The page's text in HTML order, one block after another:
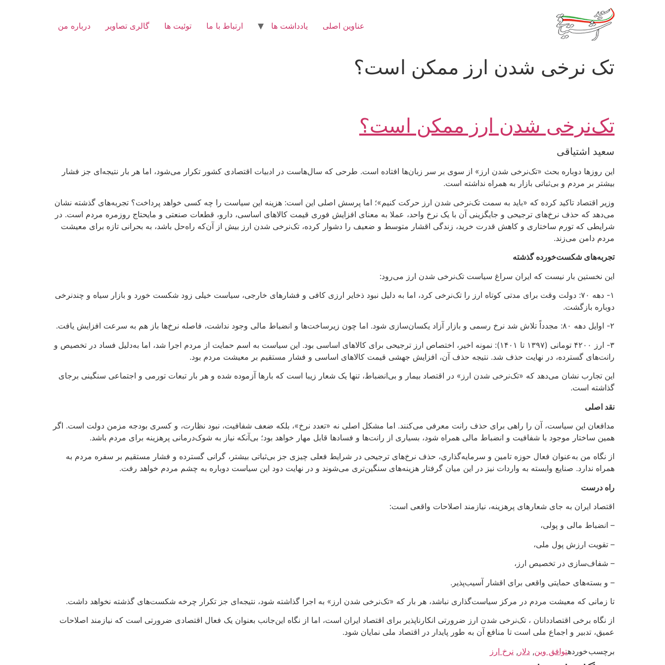
عناوین اصلی یادداشت ها ارتباط با ما توئیت ها گالری تصاویر درباره من
تک نرخی شدن ارز ممکن است؟
تک‌نرخی شدن ارز ممکن است؟
سعید اشتیاقی
این روزها دوباره بحث «تک‌نرخی شدن ارز» از سوی بر سر زبان‌ها افتاده است. طرحی که سال‌هاست در ادبیات اقتصادی کشور تکرار می‌شود، اما هر بار نتیجه‌ای جز فشار
بیشتر بر مردم و بی‌ثباتی بازار به همراه نداشته است.
وزیر اقتصاد تاکید کرده که «باید به سمت تک‌نرخی شدن ارز حرکت کنیم»؛ اما پرسش اصلی این است: هزینه این سیاست را چه کسی خواهد پرداخت؟ تجربه‌های گذشته نشان
می‌دهد که حذف نرخ‌های ترجیحی و جایگزینی آن با یک نرخ واحد، عملا به معنای افزایش فوری قیمت کالاهای اساسی، دارو، قطعات صنعتی و مایحتاج روزمره مردم است. در
شرایطی که تورم ساختاری و کاهش قدرت خرید، زندگی اقشار متوسط و ضعیف را دشوار کرده، تک‌نرخی شدن ارز بیش از آن‌که راه‌حل باشد، به بحرانی تازه برای معیشت
مردم دامن می‌زند.
تجربه‌های شکست‌خورده گذشته
این نخستین بار نیست که ایران سراغ سیاست تک‌نرخی شدن ارز می‌رود:
۱- دهه ۷۰: دولت وقت برای مدتی کوتاه ارز را تک‌نرخی کرد، اما به دلیل نبود ذخایر ارزی کافی و فشارهای خارجی، سیاست خیلی زود شکست خورد و بازار سیاه و چندنرخی
دوباره بازگشت.
۲- اوایل دهه ۸۰: مجدداً تلاش شد نرخ رسمی و بازار آزاد یکسان‌سازی شود. اما چون زیرساخت‌ها و انضباط مالی وجود نداشت، فاصله نرخ‌ها باز هم به سرعت افزایش یافت.
۳- ارز ۴۲۰۰ تومانی (۱۳۹۷ تا ۱۴۰۱): نمونه اخیر، اختصاص ارز ترجیحی برای کالاهای اساسی بود. این سیاست به اسم حمایت از مردم اجرا شد، اما به‌دلیل فساد در تخصیص و
رانت‌های گسترده، در نهایت حذف شد. نتیجه حذف آن، افزایش جهشی قیمت کالاهای اساسی و فشار مستقیم بر معیشت مردم بود.
این تجارب نشان می‌دهد که «تک‌نرخی شدن ارز» در اقتصاد بیمار و بی‌انضباط، تنها یک شعار زیبا است که بارها آزموده شده و هر بار تبعات تورمی و اجتماعی سنگینی برجای
گذاشته است.
نقد اصلی
مدافعان این سیاست، آن را راهی برای حذف رانت معرفی می‌کنند. اما مشکل اصلی نه «تعدد نرخ»، بلکه ضعف شفافیت، نبود نظارت، و کسری بودجه مزمن دولت است. اگر
همین ساختار موجود با شفافیت و انضباط مالی همراه شود، بسیاری از رانت‌ها و فسادها قابل مهار خواهد بود؛ بی‌آنکه نیاز به شوک‌درمانی پرهزینه برای مردم باشد.
از نگاه من به‌عنوان فعال حوزه تامین و سرمایه‌گذاری، حذف نرخ‌های ترجیحی در شرایط فعلی چیزی جز بی‌ثباتی بیشتر، گرانی گسترده و فشار مستقیم بر سفره مردم به
همراه ندارد. صنایع وابسته به واردات نیز در این میان گرفتار هزینه‌های سنگین‌تری می‌شوند و در نهایت دود این سیاست دوباره به چشم مردم خواهد رفت.
راه درست
اقتصاد ایران به جای شعارهای پرهزینه، نیازمند اصلاحات واقعی است:
– انضباط مالی و پولی،
– تقویت ارزش پول ملی،
– شفاف‌سازی در تخصیص ارز،
– و بسته‌های حمایتی واقعی برای اقشار آسیب‌پذیر.
تا زمانی که معیشت مردم در مرکز سیاست‌گذاری نباشد، هر بار که «تک‌نرخی شدن ارز» به اجرا گذاشته شود، نتیجه‌ای جز تکرار چرخه شکست‌های گذشته نخواهد داشت.
از نگاه برخی اقتصاددانان ، تک‌نرخی شدن ارز ضرورتی انکارناپذیر برای اقتصاد ایران است، اما از نگاه این‌جانب بعنوان یک فعال اقتصادی ضرورتی است که نیازمند اصلاحات
عمیق، تدبیر و اجماع ملی است تا منافع آن به طور پایدار در اقتصاد ملی نمایان شود.
برچسب خوردهتوافق وین, دلار , نرخ ارز